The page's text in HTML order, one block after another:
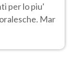
per lo piu'
Mar